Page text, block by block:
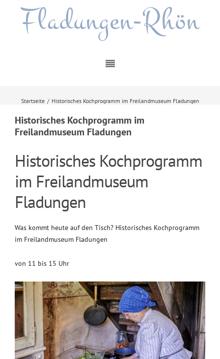
Fladungen-Rhön
Startseite / Historisches Kochprogramm im Freilandmuseum Fladungen
Historisches Kochprogramm im
Freilandmuseum Fladungen
Historisches Kochprogramm
im Freilandmuseum
Fladungen
Was kommt heute auf den Tisch? Historisches Kochprogramm
im Freilandmuseum Fladungen
von 11 bis 15 Uhr